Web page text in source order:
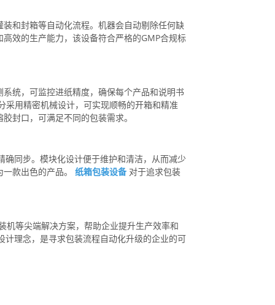
和封箱等自动化流程。机器会自动剔除任何缺
效的生产能力，该设备符合严格的GMP合规标
统，可监控进纸精度，确保每个产品和说明书
用精密机械设计，可实现顺畅的开箱和精准
封口，可满足不同的包装需求。
同步。模块化设计便于维护和清洁，从而减少
一款出色的产品。纸箱包装设备对于追求包装
等尖端解决方案，帮助企业提升生产效率和
理念，是寻求包装流程自动化升级的企业的可